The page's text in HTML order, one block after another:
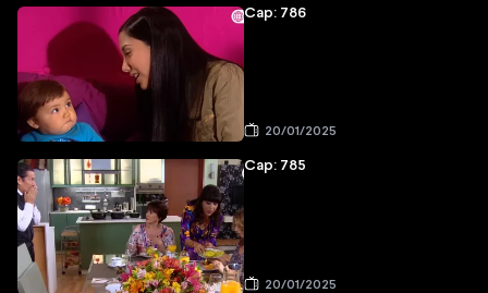
Cap: 786
20/01/2025
Cap: 785
20/01/2025